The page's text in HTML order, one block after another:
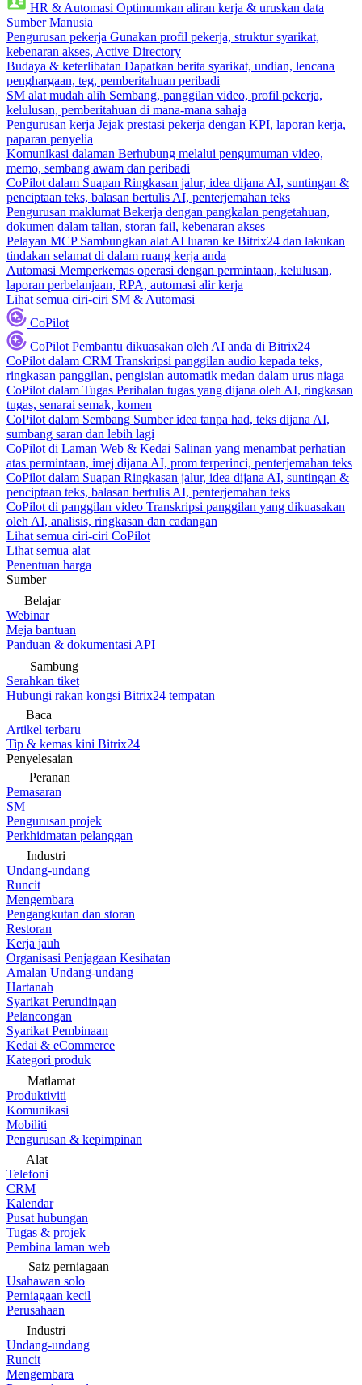
HR & Automasi Optimumkan aliran kerja & uruskan data
Sumber Manusia
Pengurusan pekerja Gunakan profil pekerja, struktur syarikat,
kebenaran akses, Active Directory
Budaya & keterlibatan Dapatkan berita syarikat, undian, lencana
penghargaan, teg, pemberitahuan peribadi
SM alat mudah alih Sembang, panggilan video, profil pekerja,
kelulusan, pemberitahuan di mana-mana sahaja
Pengurusan kerja Jejak prestasi pekerja dengan KPI, laporan kerja,
paparan penyelia
Komunikasi dalaman Berhubung melalui pengumuman video,
memo, sembang awam dan peribadi
CoPilot dalam Suapan Ringkasan jalur, idea dijana AI, suntingan &
penciptaan teks, balasan bertulis AI, penterjemahan teks
Pengurusan maklumat Bekerja dengan pangkalan pengetahuan,
dokumen dalam talian, storan fail, kebenaran akses
Pelayan MCP Sambungkan alat AI luaran ke Bitrix24 dan lakukan
tindakan selamat di dalam ruang kerja anda
Automasi Memperkemas operasi dengan permintaan, kelulusan,
laporan perbelanjaan, RPA, automasi alir kerja
Lihat semua ciri-ciri SM & Automasi
CoPilot
CoPilot Pembantu dikuasakan oleh AI anda di Bitrix24
CoPilot dalam CRM Transkripsi panggilan audio kepada teks,
ringkasan panggilan, pengisian automatik medan dalam urus niaga
CoPilot dalam Tugas Perihalan tugas yang dijana oleh AI, ringkasan
tugas, senarai semak, komen
CoPilot dalam Sembang Sumber idea tanpa had, teks dijana AI,
sumbang saran dan lebih lagi
CoPilot di Laman Web & Kedai Salinan yang menambat perhatian
atas permintaan, imej dijana AI, prom terperinci, penterjemahan teks
CoPilot dalam Suapan Ringkasan jalur, idea dijana AI, suntingan &
penciptaan teks, balasan bertulis AI, penterjemahan teks
CoPilot di panggilan video Transkripsi panggilan yang dikuasakan
oleh AI, analisis, ringkasan dan cadangan
Lihat semua ciri-ciri CoPilot
Lihat semua alat
Penentuan harga
Sumber
Belajar
Webinar
Meja bantuan
Panduan & dokumentasi API
Sambung
Serahkan tiket
Hubungi rakan kongsi Bitrix24 tempatan
Baca
Artikel terbaru
Tip & kemas kini Bitrix24
Penyelesaian
Peranan
Pemasaran
SM
Pengurusan projek
Perkhidmatan pelanggan
Industri
Undang-undang
Runcit
Mengembara
Pengangkutan dan storan
Restoran
Kerja jauh
Organisasi Penjagaan Kesihatan
Amalan Undang-undang
Hartanah
Syarikat Perundingan
Pelancongan
Syarikat Pembinaan
Kedai & eCommerce
Kategori produk
Matlamat
Produktiviti
Komunikasi
Mobiliti
Pengurusan & kepimpinan
Alat
Telefoni
CRM
Kalendar
Pusat hubungan
Tugas & projek
Pembina laman web
Saiz perniagaan
Usahawan solo
Perniagaan kecil
Perusahaan
Industri
Undang-undang
Runcit
Mengembara